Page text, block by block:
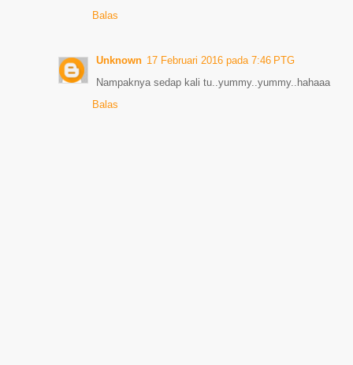
Balas
Unknown 17 Februari 2016 pada 7:46 PTG
Nampaknya sedap kali tu..yummy..yummy..hahaaa
Balas